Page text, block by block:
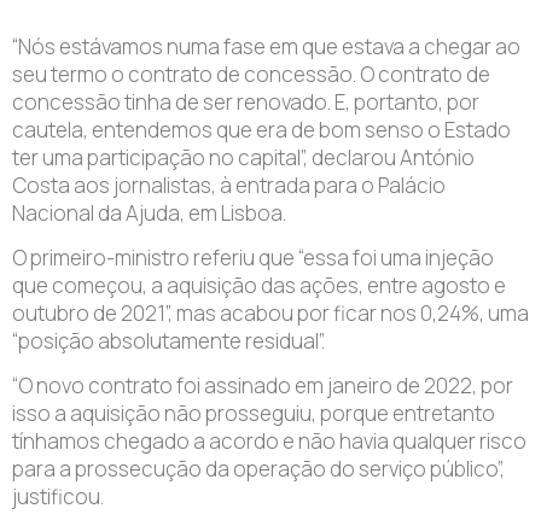
“Nós estávamos numa fase em que estava a chegar ao
seu termo o contrato de concessão. O contrato de
concessão tinha de ser renovado. E, portanto, por
cautela, entendemos que era de bom senso o Estado
ter uma participação no capital”, declarou António
Costa aos jornalistas, à entrada para o Palácio
Nacional da Ajuda, em Lisboa.
O primeiro-ministro referiu que “essa foi uma injeção
que começou, a aquisição das ações, entre agosto e
outubro de 2021”, mas acabou por ficar nos 0,24%, uma
“posição absolutamente residual”.
“O novo contrato foi assinado em janeiro de 2022, por
isso a aquisição não prosseguiu, porque entretanto
tínhamos chegado a acordo e não havia qualquer risco
para a prossecução da operação do serviço público”,
justificou.